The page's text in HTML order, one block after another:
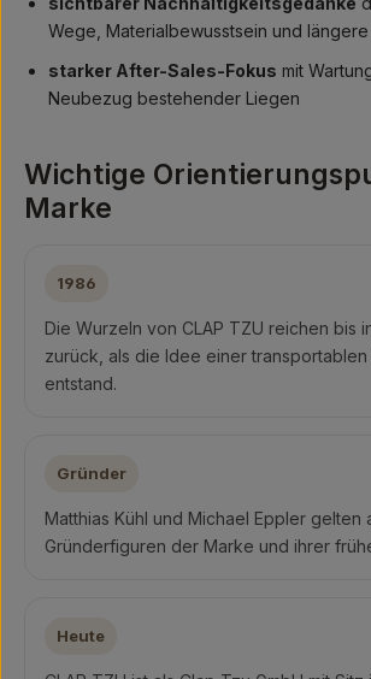
Wege, Materialbewusstsein und
starker After-Sales-Fokus mit
Neubezug bestehender Liegen
Wichtige
Marke
1986
Die Wurzeln von CLAP TZU reichen bis
zurück, als die Idee einer
entstand.
Gründer
Matthias Kühl und Michael Eppler gelten
Gründerfiguren der Marke und ihrer
Heute